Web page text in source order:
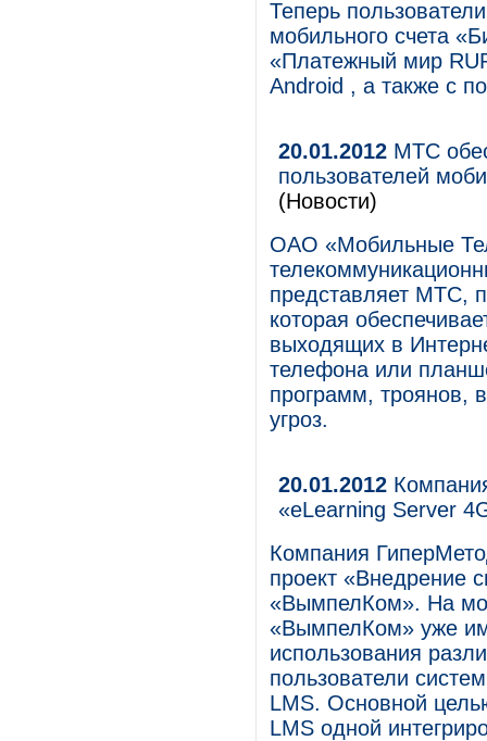
Теперь
мобильного счета
«Платежный мир
Android , а также с
20.01.2012 МТС
пользователей
(Новости)
ОАО «Мобильные
представляет МТС,
которая
выходящих в
телефона или
программ, троянов,
угроз.
20.01.2012
«eLearning Server
Компания
проект «Внедрение
«ВымпелКом». На
«ВымпелКом» уже
использования
пользователи
LMS. Основной
LMS одной